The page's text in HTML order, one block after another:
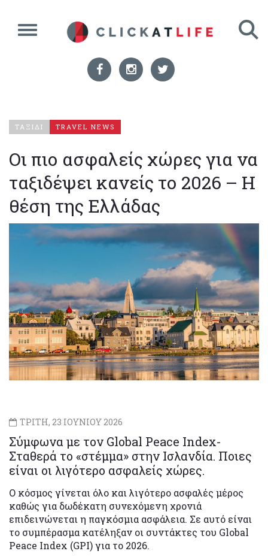
ΤΑΞΙΔΙ TRAVEL NEWS
Οι πιο ασφαλείς χώρες για να
ταξιδέψει κανείς το 2026 – Η
θέση της Ελλάδας
ΤΡΙΤΗ, 23 ΙΟΥΝΙΟΥ 2026
Σύμφωνα με τον Global Peace Index-
Σταθερά το «στέμμα» στην Ισλανδία. Ποιες
είναι οι λιγότερο ασφαλείς χώρες.
Ο κόσμος γίνεται όλο και λιγότερο ασφαλές μέρος
καθώς για δωδέκατη συνεχόμενη χρονιά
επιδεινώνεται η παγκόσμια ασφάλεια. Σε αυτό είναι
το συμπέρασμα κατέληξαν οι συντάκτες του Global
Peace Index (GPI) για το 2026.